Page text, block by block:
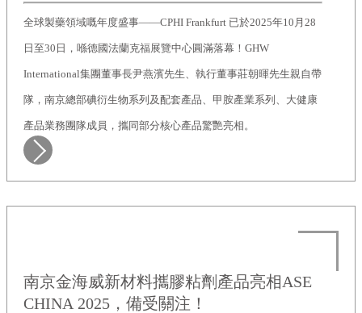
全球製藥領域嘅年度盛事——CPHI Frankfurt 已於2025年10月28
日至30日，喺德國法蘭克福展覽中心圓滿落幕！GHW
International集團董事長尹燕濱先生、執行董事莊朝暉先生親自帶
隊，南京總部碘衍生物系列及配套產品、甲胺產業系列、大健康
產品業務團隊成員，攜同部分核心產品驚艷亮相。
南京金海威新材料攜膠粘劑產品亮相ASE
CHINA 2025，備受關注！